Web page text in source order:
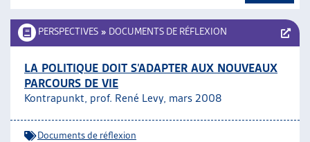
PERSPECTIVES » DOCUMENTS DE RÉFLEXION
LA POLITIQUE DOIT S’ADAPTER AUX NOUVEAUX
PARCOURS DE VIE
Kontrapunkt, prof. René Levy, mars 2008
Documents de réflexion